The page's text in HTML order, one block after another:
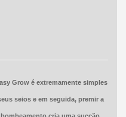
Grow é extremamente simples
seios e em seguida, premir a